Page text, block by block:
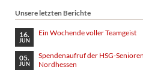
Unsere letzten Berichte
16.
JUN
Ein Wochende voller Teamgeist
05.
JUN
Spendenaufruf der HSG-
Nordhessen